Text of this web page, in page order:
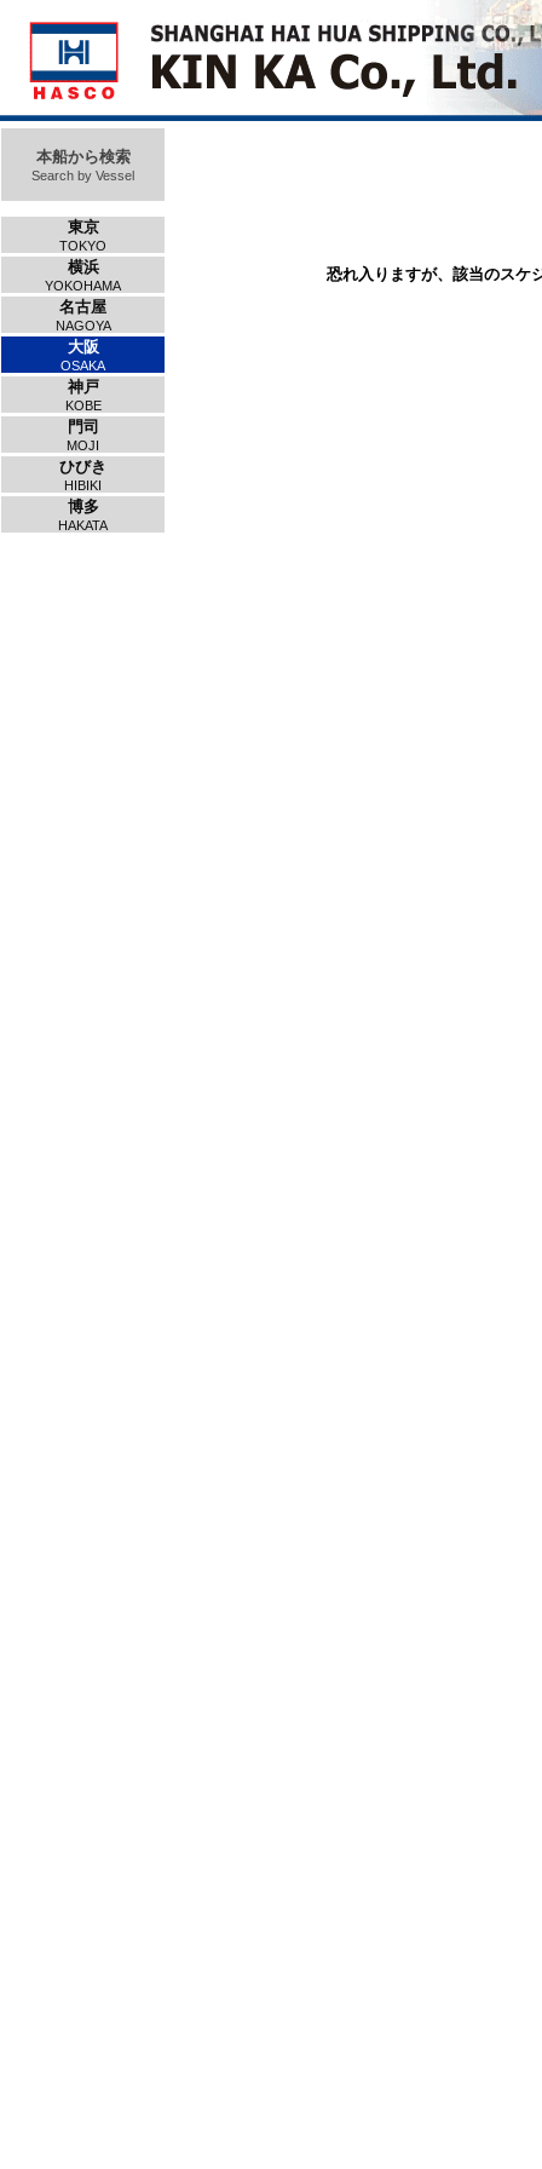
本船から検索
Search by Vessel
東京
TOKYO
横浜
YOKOHAMA
名古屋
NAGOYA
大阪
OSAKA
神戸
KOBE
門司
MOJI
ひびき
HIBIKI
博多
HAKATA
恐れ入りますが、該当のスケ